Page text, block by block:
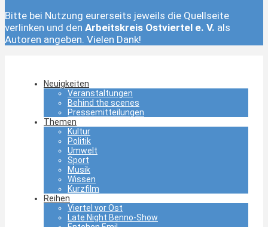
Bitte bei Nutzung eurerseits jeweils die Quellseite
verlinken und den Arbeitskreis Ostviertel e. V. als
Autoren angeben. Vielen Dank!
Neuigkeiten
Veranstaltungen
Behind the scenes
Pressemitteilungen
Themen
Kultur
Politik
Umwelt
Sport
Musik
Wissen
Kurzfilm
Reihen
Viertel vor Ost
Late Night Benno-Show